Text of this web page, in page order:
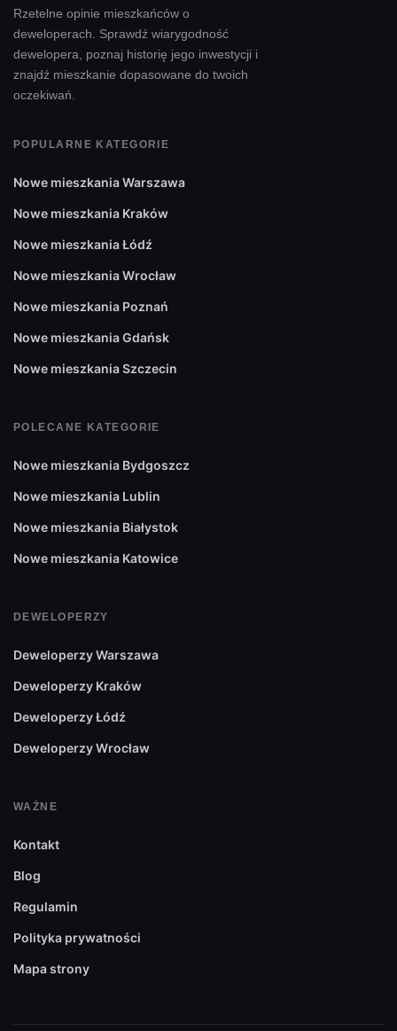
Rzetelne opinie mieszkańców o
deweloperach. Sprawdź wiarygodność
dewelopera, poznaj historię jego inwestycji i
znajdź mieszkanie dopasowane do twoich
oczekiwań.
POPULARNE KATEGORIE
Nowe mieszkania Warszawa
Nowe mieszkania Kraków
Nowe mieszkania Łódź
Nowe mieszkania Wrocław
Nowe mieszkania Poznań
Nowe mieszkania Gdańsk
Nowe mieszkania Szczecin
POLECANE KATEGORIE
Nowe mieszkania Bydgoszcz
Nowe mieszkania Lublin
Nowe mieszkania Białystok
Nowe mieszkania Katowice
DEWELOPERZY
Deweloperzy Warszawa
Deweloperzy Kraków
Deweloperzy Łódź
Deweloperzy Wrocław
WAŻNE
Kontakt
Blog
Regulamin
Polityka prywatności
Mapa strony